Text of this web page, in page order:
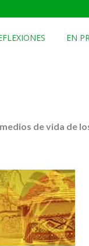
EN
de vida de